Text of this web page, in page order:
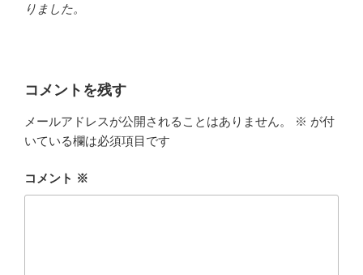
りました。
コメントを残す
メールアドレスが公開されることはありません。 ※ が付
いている欄は必須項目です
コメント ※